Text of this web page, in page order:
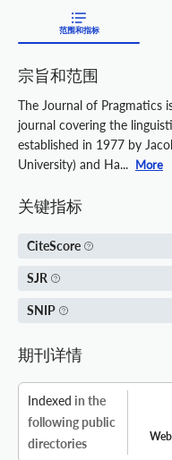
范围和指标
宗旨和范围
The Journal of Pragmatics
journal covering the
established in 1977 by
University) and Ha... More
关键指标
CiteScore
SJR
SNIP
期刊详情
Indexed in the
following public
directories